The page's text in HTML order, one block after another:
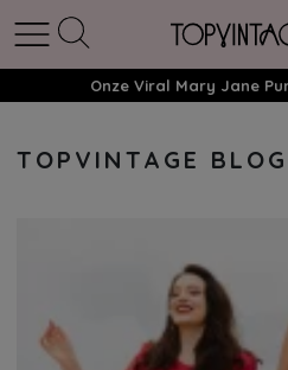
Onze Viral Mary Jane
TOPVINTAGE BLOG